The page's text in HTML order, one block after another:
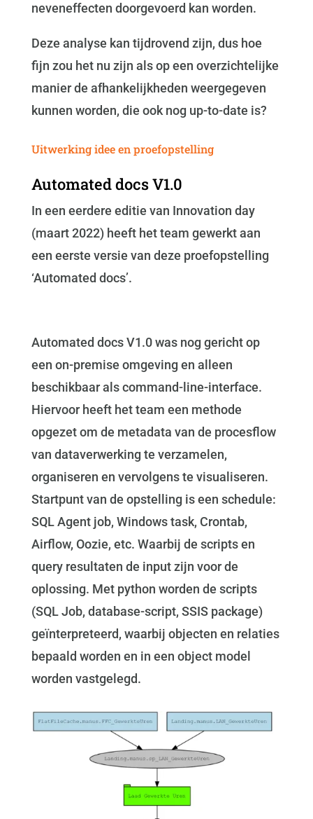
neveneffecten doorgevoerd kan worden.
Deze analyse kan tijdrovend zijn, dus hoe
fijn zou het nu zijn als op een overzichtelijke
manier de afhankelijkheden weergegeven
kunnen worden, die ook nog up-to-date is?
Uitwerking idee en proefopstelling
Automated docs V1.0
In een eerdere editie van Innovation day
(maart 2022) heeft het team gewerkt aan
een eerste versie van deze proefopstelling
‘Automated docs’.
Automated docs V1.0 was nog gericht op
een on-premise omgeving en alleen
beschikbaar als command-line-interface.
Hiervoor heeft het team een methode
opgezet om de metadata van de procesflow
van dataverwerking te verzamelen,
organiseren en vervolgens te visualiseren.
Startpunt van de opstelling is een schedule:
SQL Agent job, Windows task, Crontab,
Airflow, Oozie, etc. Waarbij de scripts en
query resultaten de input zijn voor de
oplossing. Met python worden de scripts
(SQL Job, database-script, SSIS package)
geïnterpreteerd, waarbij objecten en relaties
bepaald worden en in een object model
worden vastgelegd.